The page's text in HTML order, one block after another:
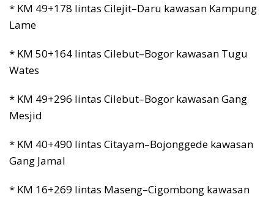
* KM 49+178 lintas Cilejit–Daru kawasan Kampung
Lame
* KM 50+164 lintas Cilebut–Bogor kawasan Tugu
Wates
* KM 49+296 lintas Cilebut–Bogor kawasan Gang
Mesjid
* KM 40+490 lintas Citayam–Bojonggede kawasan
Gang Jamal
* KM 16+269 lintas Maseng–Cigombong kawasan